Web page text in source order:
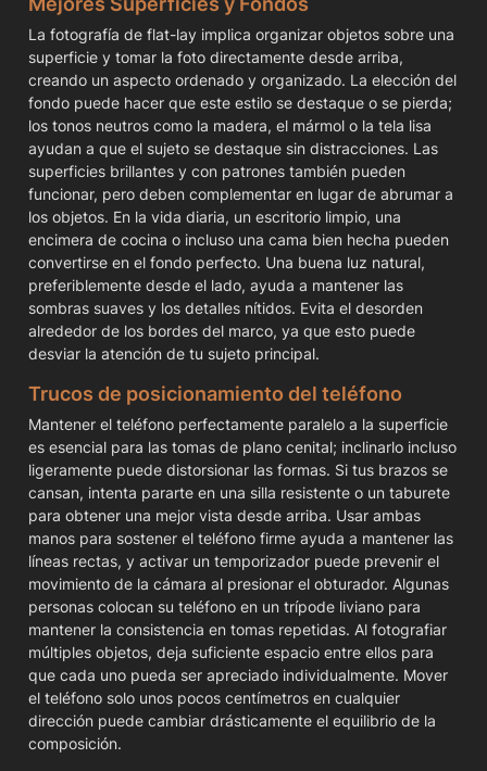
La fotografía de flat-lay implica organizar objetos sobre una
superficie y tomar la foto directamente desde arriba,
creando un aspecto ordenado y organizado. La elección del
fondo puede hacer que este estilo se destaque o se pierda;
los tonos neutros como la madera, el mármol o la tela lisa
ayudan a que el sujeto se destaque sin distracciones. Las
superficies brillantes y con patrones también pueden
funcionar, pero deben complementar en lugar de abrumar a
los objetos. En la vida diaria, un escritorio limpio, una
encimera de cocina o incluso una cama bien hecha pueden
convertirse en el fondo perfecto. Una buena luz natural,
preferiblemente desde el lado, ayuda a mantener las
sombras suaves y los detalles nítidos. Evita el desorden
alrededor de los bordes del marco, ya que esto puede
desviar la atención de tu sujeto principal.
Trucos de posicionamiento del teléfono
Mantener el teléfono perfectamente paralelo a la superficie
es esencial para las tomas de plano cenital; inclinarlo incluso
ligeramente puede distorsionar las formas. Si tus brazos se
cansan, intenta pararte en una silla resistente o un taburete
para obtener una mejor vista desde arriba. Usar ambas
manos para sostener el teléfono firme ayuda a mantener las
líneas rectas, y activar un temporizador puede prevenir el
movimiento de la cámara al presionar el obturador. Algunas
personas colocan su teléfono en un trípode liviano para
mantener la consistencia en tomas repetidas. Al fotografiar
múltiples objetos, deja suficiente espacio entre ellos para
que cada uno pueda ser apreciado individualmente. Mover
el teléfono solo unos pocos centímetros en cualquier
dirección puede cambiar drásticamente el equilibrio de la
composición.